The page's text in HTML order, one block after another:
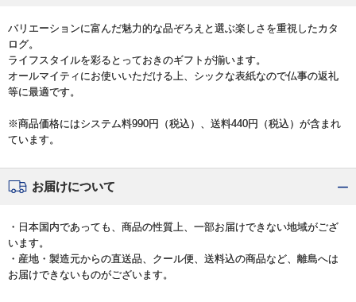
バリエーションに富んだ魅力的な品ぞろえと選ぶ楽しさを重視したカタ
ログ。
ライフスタイルを彩るとっておきのギフトが揃います。
オールマイティにお使いいただける上、シックな表紙なので仏事の返礼
等に最適です。
※商品価格にはシステム料990円（税込）、送料440円（税込）が含まれ
ています。
お届けについて
・日本国内であっても、商品の性質上、一部お届けできない地域がござ
います。
・産地・製造元からの直送品、クール便、送料込の商品など、離島へは
お届けできないものがございます。